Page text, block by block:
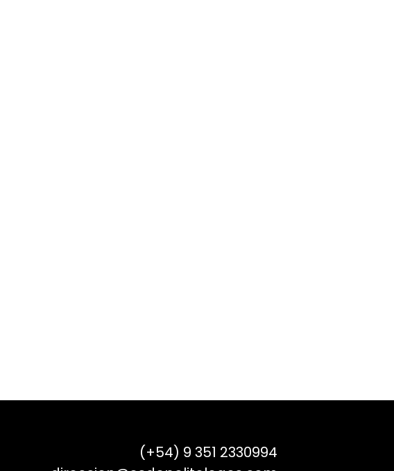
(+54) 9 351 2330994